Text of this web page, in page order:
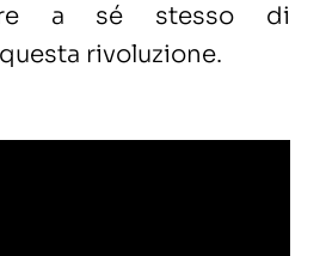
a sé stesso di
rivoluzione.